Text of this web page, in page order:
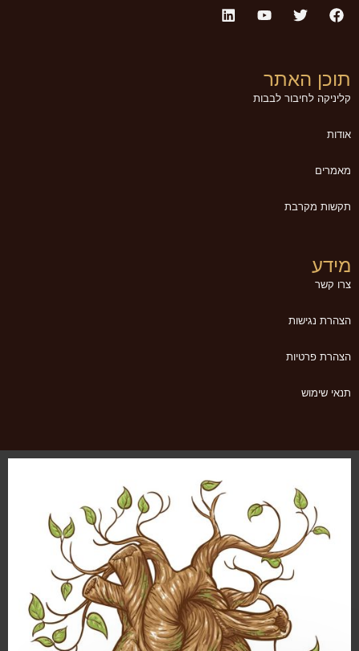
תוכן האתר
קליניקה לחיבור לבבות
אודות
מאמרים
תקשות מקרבת
מידע
צרו קשר
הצהרת נגישות
הצהרת פרטיות
תנאי שימוש